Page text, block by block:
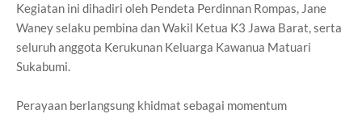
Kegiatan ini dihadiri oleh Pendeta Perdinnan Rompas, Jane
Waney selaku pembina dan Wakil Ketua K3 Jawa Barat, serta
seluruh anggota Kerukunan Keluarga Kawanua Matuari
Sukabumi.
Perayaan berlangsung khidmat sebagai momentum